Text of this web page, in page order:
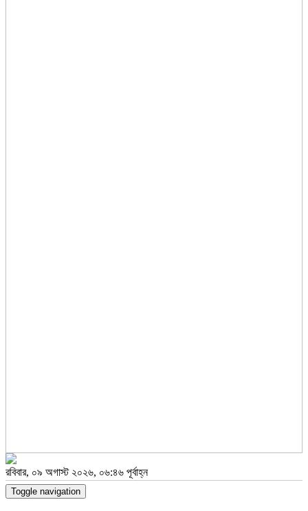
রবিবার, ০৯ অগাস্ট ২০২৬, ০৬:৪৬ পূর্বাহ্ন
Toggle navigation